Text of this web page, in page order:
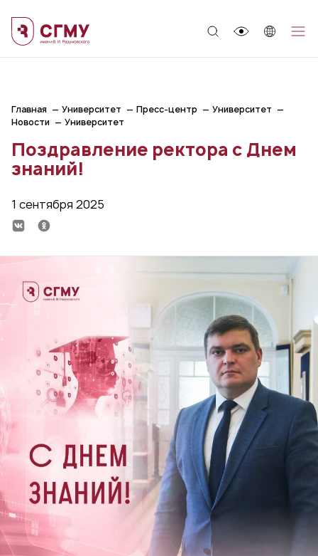
Главная Университет Пресс-центр
Университет
Новости
Университет
Поздравление ректора с Днем
знаний!
1 сентября 2025